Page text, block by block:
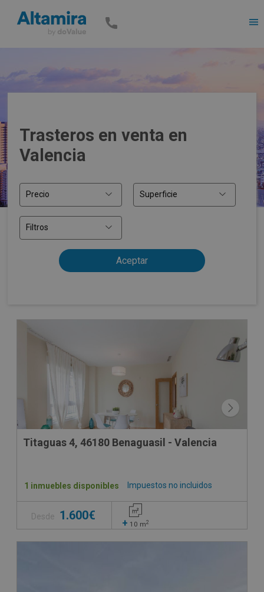
Trasteros en venta en
Valencia
Precio Superficie
Filtros
Titaguas 4, 46180 Benaguasil - Valencia
Impuestos no incluidos
1 inmuebles disponibles
Desde 1.600€
+ 10 m2